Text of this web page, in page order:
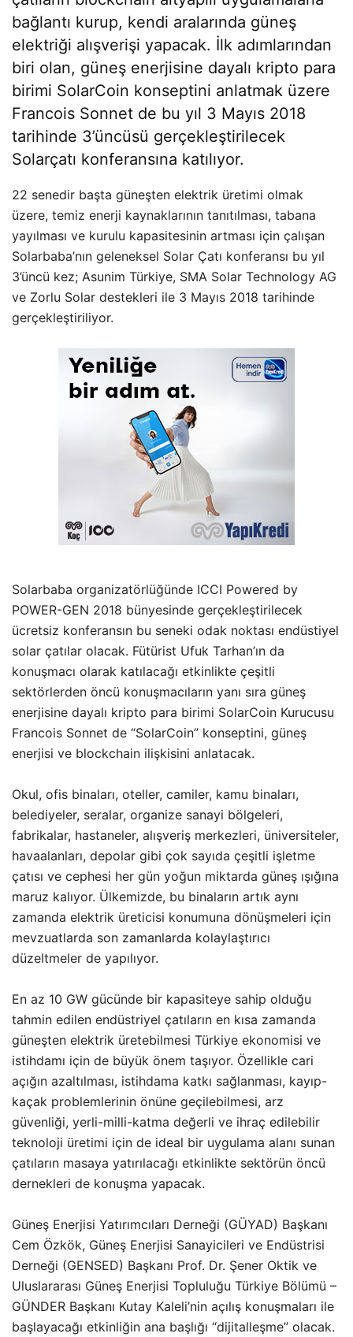
bağlantı kurup, kendi aralarında güneş
elektriği alışverişi yapacak. İlk adımlarından
biri olan, güneş enerjisine dayalı kripto para
birimi SolarCoin konseptini anlatmak üzere
Francois Sonnet de bu yıl 3 Mayıs 2018
tarihinde 3’üncüsü gerçekleştirilecek
Solarçatı konferansına katılıyor.
22 senedir başta güneşten elektrik üretimi olmak
üzere, temiz enerji kaynaklarının tanıtılması, tabana
yayılması ve kurulu kapasitesinin artması için çalışan
Solarbaba’nın geleneksel Solar Çatı konferansı bu yıl
3’üncü kez; Asunim Türkiye, SMA Solar Technology AG
ve Zorlu Solar destekleri ile 3 Mayıs 2018 tarihinde
gerçekleştiriliyor.
Solarbaba organizatörlüğünde ICCI Powered by
POWER-GEN 2018 bünyesinde gerçekleştirilecek
ücretsiz konferansın bu seneki odak noktası endüstiyel
solar çatılar olacak. Fütürist Ufuk Tarhan’ın da
konuşmacı olarak katılacağı etkinlikte çeşitli
sektörlerden öncü konuşmacıların yanı sıra güneş
enerjisine dayalı kripto para birimi SolarCoin Kurucusu
Francois Sonnet de “SolarCoin” konseptini, güneş
enerjisi ve blockchain ilişkisini anlatacak.
Okul, ofis binaları, oteller, camiler, kamu binaları,
belediyeler, seralar, organize sanayi bölgeleri,
fabrikalar, hastaneler, alışveriş merkezleri, üniversiteler,
havaalanları, depolar gibi çok sayıda çeşitli işletme
çatısı ve cephesi her gün yoğun miktarda güneş ışığına
maruz kalıyor. Ülkemizde, bu binaların artık aynı
zamanda elektrik üreticisi konumuna dönüşmeleri için
mevzuatlarda son zamanlarda kolaylaştırıcı
düzeltmeler de yapılıyor.
En az 10 GW gücünde bir kapasiteye sahip olduğu
tahmin edilen endüstriyel çatıların en kısa zamanda
güneşten elektrik üretebilmesi Türkiye ekonomisi ve
istihdamı için de büyük önem taşıyor. Özellikle cari
açığın azaltılması, istihdama katkı sağlanması, kayıp-
kaçak problemlerinin önüne geçilebilmesi, arz
güvenliği, yerli-milli-katma değerli ve ihraç edilebilir
teknoloji üretimi için de ideal bir uygulama alanı sunan
çatıların masaya yatırılacağı etkinlikte sektörün öncü
dernekleri de konuşma yapacak.
Güneş Enerjisi Yatırımcıları Derneği (GÜYAD) Başkanı
Cem Özkök, Güneş Enerjisi Sanayicileri ve Endüstrisi
Derneği (GENSED) Başkanı Prof. Dr. Şener Oktik ve
Uluslararası Güneş Enerjisi Topluluğu Türkiye Bölümü –
GÜNDER Başkanı Kutay Kaleli’nin açılış konuşmaları ile
başlayacağı etkinliğin ana başlığı “dijitalleşme” olacak.